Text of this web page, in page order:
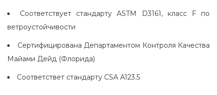
Соответствует стандарту ASTM D3161, класс F по
ветроустойчивости
Сертифицирована Департаментом Контроля Качества
Майами Дейд (Флорида)
Соответствет стандарту CSA A123.5